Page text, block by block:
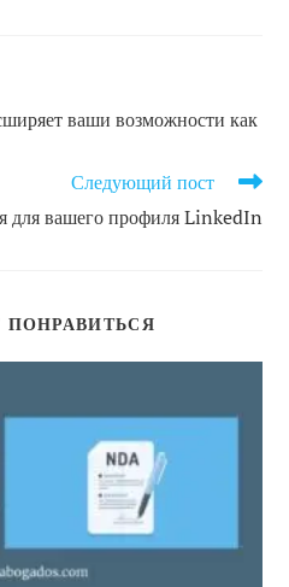
ваши возможности как
Следующий пост
для вашего профиля LinkedIn